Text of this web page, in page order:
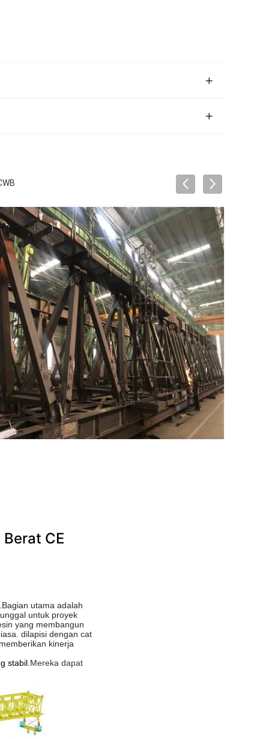
CE
utama adalah
untuk proyek
yang membangun
dilapisi dengan cat
kinerja
stabil. Mereka dapat